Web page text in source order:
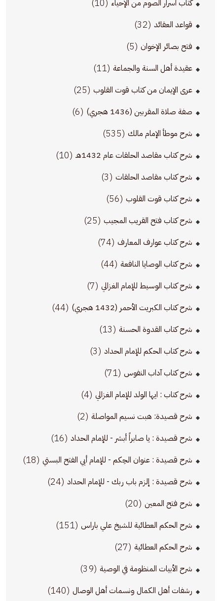
كتاب أسرار الصوم من الإحياء
قواعد العقائد (32)
فتح بصائر الإخوان (5)
عقيدة أهل السنة والجماعة (11)
عرى الإيمان من كتاب قوت القلوب (25)
صفة صلاة المقربين (1436 هجري) (6)
شرح موطأ الإمام مالك (535)
شرح كتاب مقاصد الحلقات عام 1432هـ (10)
شرح كتاب مقاصد الحلقات (3)
شرح كتاب قوت القلوب (56)
شرح كتاب فتح القريب المجيب (25)
شرح كتاب عوارف المعارف (74)
شرح كتاب الوصايا النافعة (44)
شرح كتاب الوسيط للإمام الغزالي (7)
شرح كتاب الكبريت الأحمر (1432 هجري) (44)
شرح كتاب القدوة الحسنة (13)
شرح كتاب الحكم للإمام الحداد (3)
شرح كتاب آداب النفوس (71)
شرح كتاب : ايها الولد للإمام الغزالي (4)
شرح قصيدة: هبت نسيم المواصلة (2)
شرح قصيدة : يا صابراً أبشر - للإمام الحداد (16)
شرح قصيدة : عنوان الحِكم - للإمام أبي الفتح البستي (18)
شرح قصيدة : إلزم باب ربك - للإمام الحداد (24)
شرح فتح المعين (20)
شرح الحكم العطائية للشيخ علي باراس (151)
شرح الحكم العطائية (27)
شرح الأبيات المنظومة في الوصية (39)
رشفات أهل الكمال ونسمات أهل الوصال (140)